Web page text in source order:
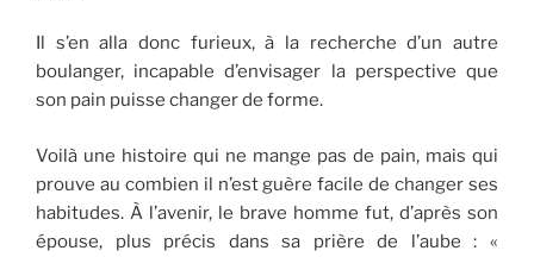
Il s’en alla donc furieux, à la recherche d’un autre
boulanger, incapable d’envisager la perspective que
son pain puisse changer de forme.
Voilà une histoire qui ne mange pas de pain, mais qui
prouve au combien il n’est guère facile de changer ses
habitudes. À l’avenir, le brave homme fut, d’après son
épouse, plus précis dans sa prière de l’aube : «